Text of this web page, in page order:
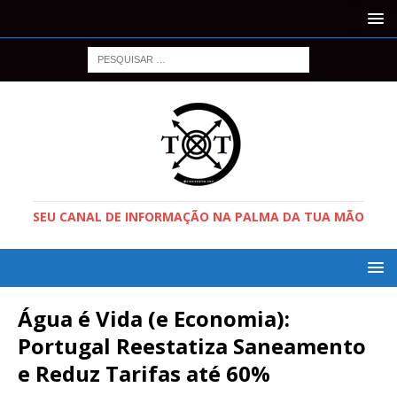
SEU CANAL DE INFORMAÇÃO NA PALMA DA TUA MÃO
Água é Vida (e Economia):
Portugal Reestatiza Saneamento
e Reduz Tarifas até 60%